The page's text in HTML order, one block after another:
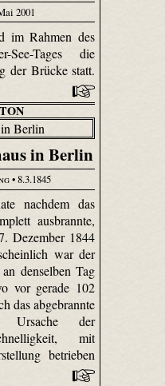
2001
im Rahmen des
See-Tages die
der Brücke statt.
in Berlin
• 8.3.1845
nachdem das
ausbrannte,
Dezember 1844
war der
denselben Tag
vor gerade 102
das abgebrannte
der
mit
betrieben